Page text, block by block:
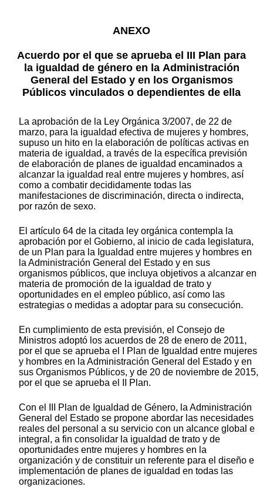
ANEXO
Acuerdo por el que se aprueba el III Plan para
la igualdad de género en la Administración
General del Estado y en los Organismos
Públicos vinculados o dependientes de ella
La aprobación de la Ley Orgánica 3/2007, de 22 de
marzo, para la igualdad efectiva de mujeres y hombres,
supuso un hito en la elaboración de políticas activas en
materia de igualdad, a través de la específica previsión
de elaboración de planes de igualdad encaminados a
alcanzar la igualdad real entre mujeres y hombres, así
como a combatir decididamente todas las
manifestaciones de discriminación, directa o indirecta,
por razón de sexo.
El artículo 64 de la citada ley orgánica contempla la
aprobación por el Gobierno, al inicio de cada legislatura,
de un Plan para la Igualdad entre mujeres y hombres en
la Administración General del Estado y en sus
organismos públicos, que incluya objetivos a alcanzar en
materia de promoción de la igualdad de trato y
oportunidades en el empleo público, así como las
estrategias o medidas a adoptar para su consecución.
En cumplimiento de esta previsión, el Consejo de
Ministros adoptó los acuerdos de 28 de enero de 2011,
por el que se aprueba el I Plan de Igualdad entre mujeres
y hombres en la Administración General del Estado y en
sus Organismos Públicos, y de 20 de noviembre de 2015,
por el que se aprueba el II Plan.
Con el III Plan de Igualdad de Género, la Administración
General del Estado se propone abordar las necesidades
reales del personal a su servicio con un alcance global e
integral, a fin consolidar la igualdad de trato y de
oportunidades entre mujeres y hombres en la
organización y de constituir un referente para el diseño e
implementación de planes de igualdad en todas las
organizaciones.